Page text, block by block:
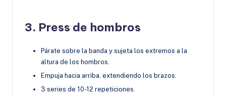
3. Press de hombros
Párate sobre la banda y sujeta los extremos a la
altura de los hombros.
Empuja hacia arriba, extendiendo los brazos.
3 series de 10-12 repeticiones.